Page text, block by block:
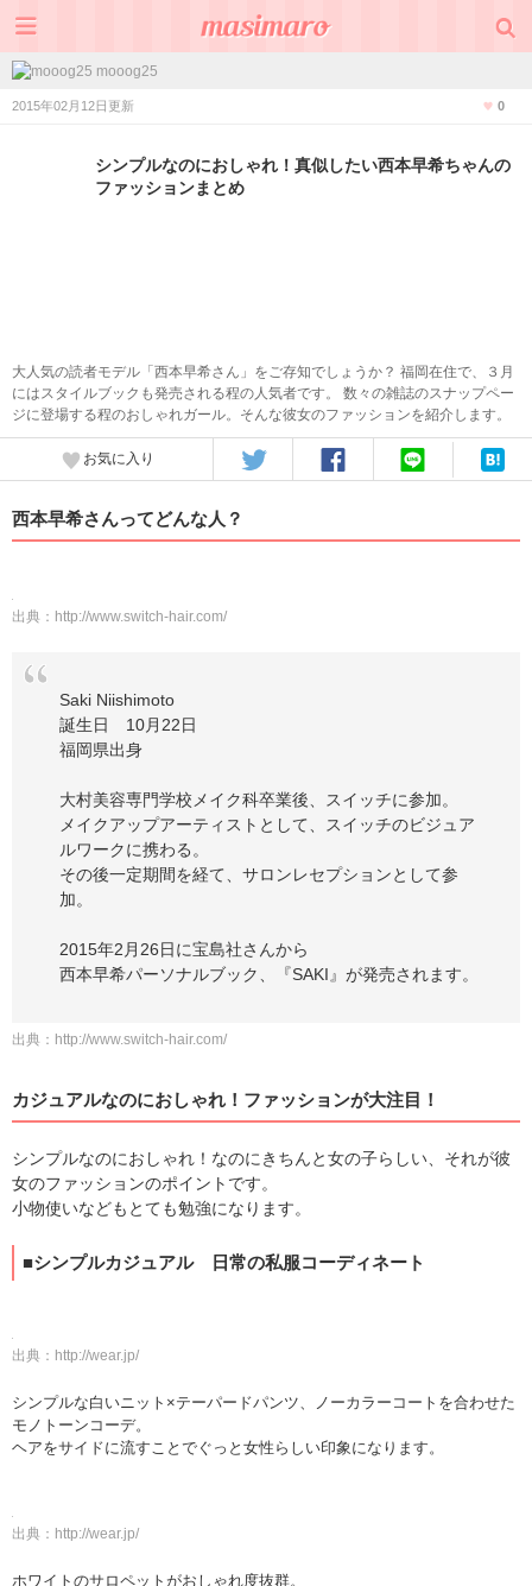
mooog25
2015年02月12日更新 0
シンプルなのにおしゃれ！真似したい西本早希ちゃんの
ファッションまとめ
大人気の読者モデル「西本早希さん」をご存知でしょうか？ 福岡在住で、３月
にはスタイルブックも発売される程の人気者です。 数々の雑誌のスナップペー
ジに登場する程のおしゃれガール。そんな彼女のファッションを紹介します。
お気に入り
西本早希さんってどんな人？
出典： http://www.switch-hair.com/
Saki Niishimoto
誕生日 10月22日
福岡県出身
大村美容専門学校メイク科卒業後、スイッチに参加。
メイクアップアーティストとして、スイッチのビジュア
ルワークに携わる。
その後一定期間を経て、サロンレセプションとして参
加。
2015年2月26日に宝島社さんから
西本早希パーソナルブック、『SAKI』が発売されます。
出典： http://www.switch-hair.com/
カジュアルなのにおしゃれ！ファッションが大注目！
シンプルなのにおしゃれ！なのにきちんと女の子らしい、それが彼
女のファッションのポイントです。
小物使いなどもとても勉強になります。
■シンプルカジュアル 日常の私服コーディネート
出典： http://wear.jp/
シンプルな白いニット×テーパードパンツ、ノーカラーコートを合わせた
モノトーンコーデ。
ヘアをサイドに流すことでぐっと女性らしい印象になります。
出典： http://wear.jp/
ホワイトのサロペットがおしゃれ度抜群。